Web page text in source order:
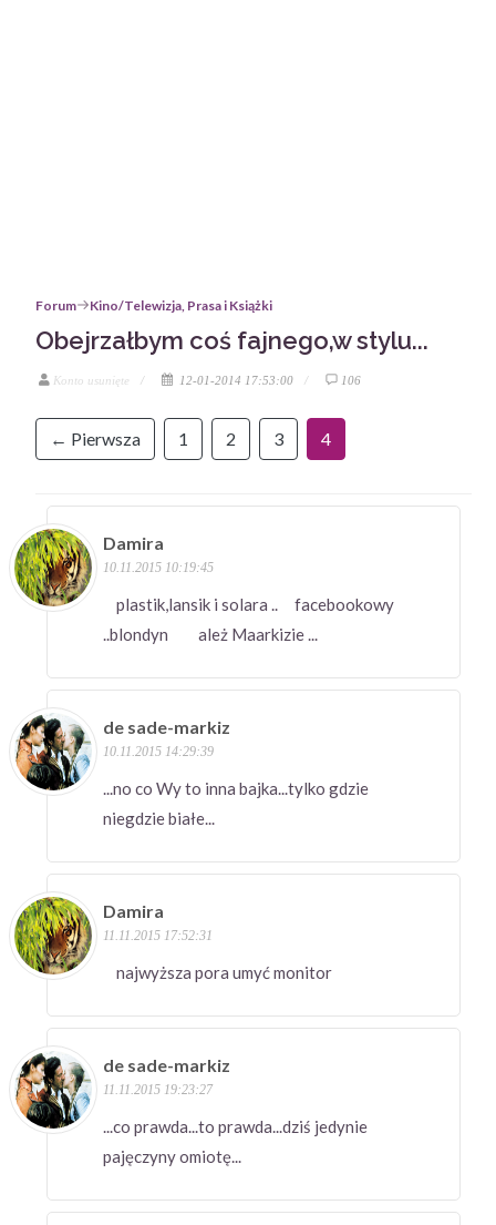
Forum Kino/Telewizja, Prasa i Książki
Obejrzałbym coś fajnego,w stylu...
Konto usunięte 12-01-2014 17:53:00 106
← Pierwsza 1 2 3 4
Damira
10.11.2015 10:19:45
plastik,lansik i solara .. facebookowy
..blondyn ależ Maarkizie ...
de sade-markiz
10.11.2015 14:29:39
...no co Wy to inna bajka...tylko gdzie
niegdzie białe...
Damira
11.11.2015 17:52:31
najwyższa pora umyć monitor
de sade-markiz
11.11.2015 19:23:27
...co prawda...to prawda...dziś jedynie
pajęczyny omiotę...